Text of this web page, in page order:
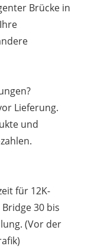
Brücke in
Lieferung.
und
für 12K-
30 bis
(Vor der